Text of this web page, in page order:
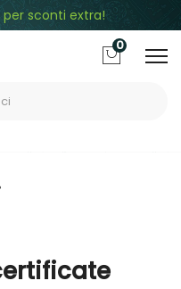
sconti extra!
0